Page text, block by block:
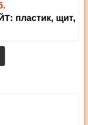
пластик, щит,